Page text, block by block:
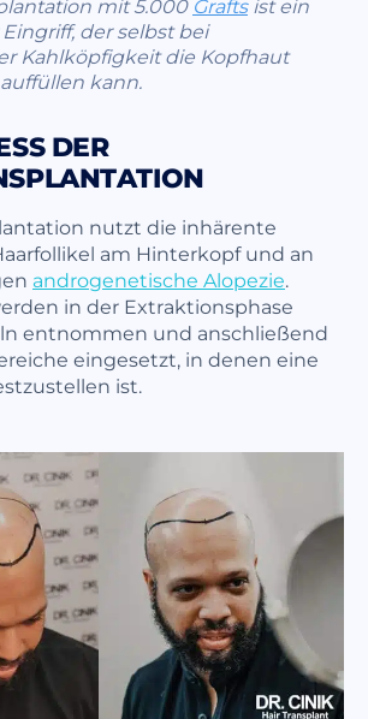
der selbst bei
Kahlköpfigkeit die Kopfhaut
kann.
DER
nutzt die inhärente
am Hinterkopf und an
androgenetische Alopezie.
in der Extraktionsphase
entnommen und anschließend
eingesetzt, in denen eine
ist.